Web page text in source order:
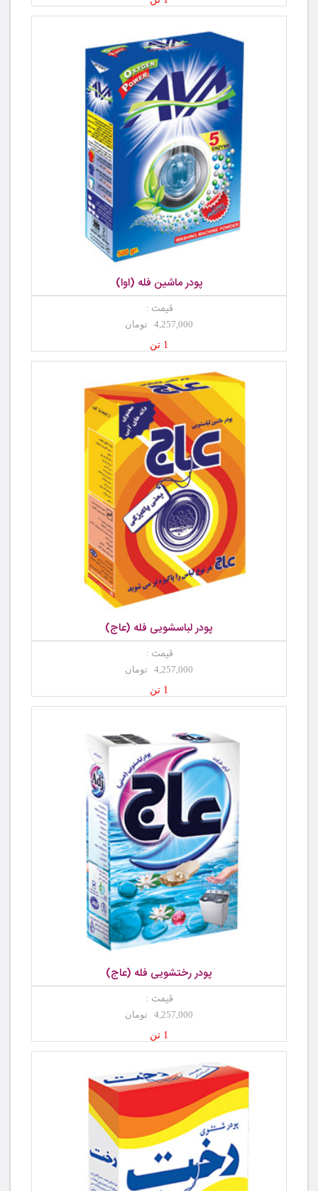
پودر ماشین فله (اوا)
قیمت :
4,257,000 تومان
1 تن
پودر لباسشویی فله (عاج)
قیمت :
4,257,000 تومان
1 تن
پودر رختشویی فله (عاج)
قیمت :
4,257,000 تومان
1 تن